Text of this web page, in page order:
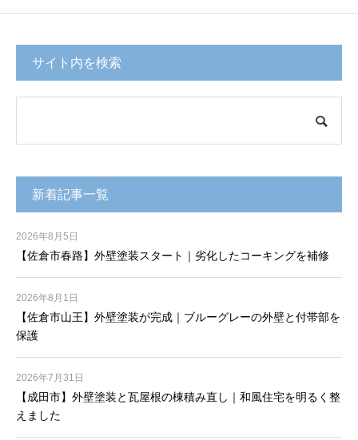
サイト内を検索
新着記事一覧
【佐倉市春路】外壁塗装スタート｜劣化したコーキングを補修
2026年8月5日
【佐倉市山王】外壁塗装が完成｜ブルーグレーの外壁と付帯部を
保護
2026年8月1日
【成田市】外壁塗装と瓦屋根の棟積み直し｜和風住宅を明るく整
えました
2026年7月31日